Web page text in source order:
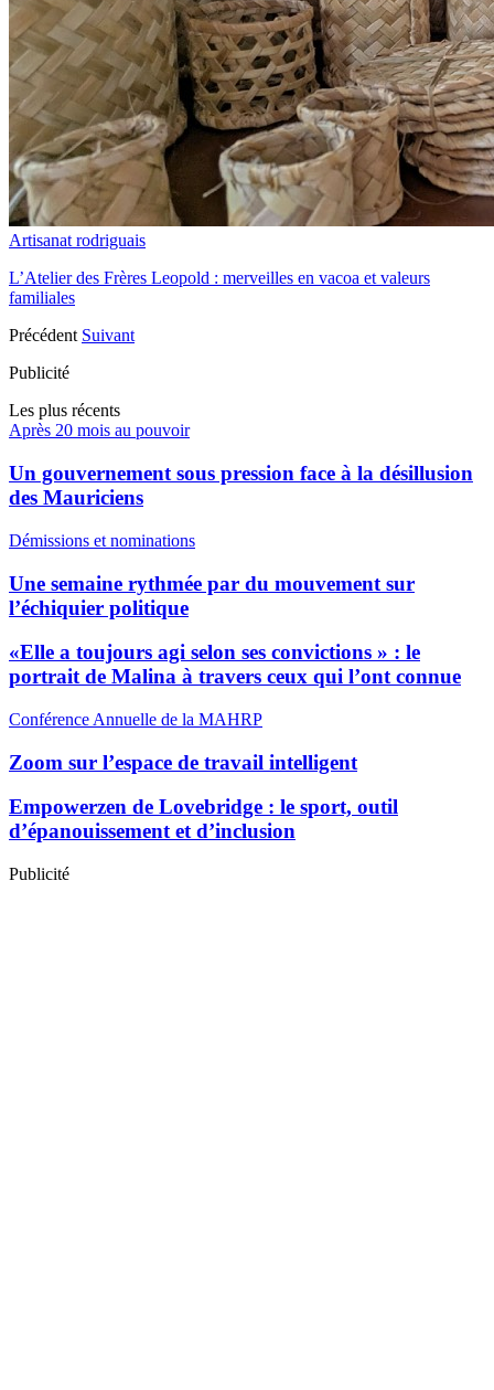
Artisanat rodriguais
L’Atelier des Frères Leopold : merveilles en vacoa et valeurs
familiales
Précédent Suivant
Publicité
Les plus récents
Après 20 mois au pouvoir
Un gouvernement sous pression face à la désillusion
des Mauriciens
Démissions et nominations
Une semaine rythmée par du mouvement sur
l’échiquier politique
«Elle a toujours agi selon ses convictions » : le
portrait de Malina à travers ceux qui l’ont connue
Conférence Annuelle de la MAHRP
Zoom sur l’espace de travail intelligent
Empowerzen de Lovebridge : le sport, outil
d’épanouissement et d’inclusion
Publicité